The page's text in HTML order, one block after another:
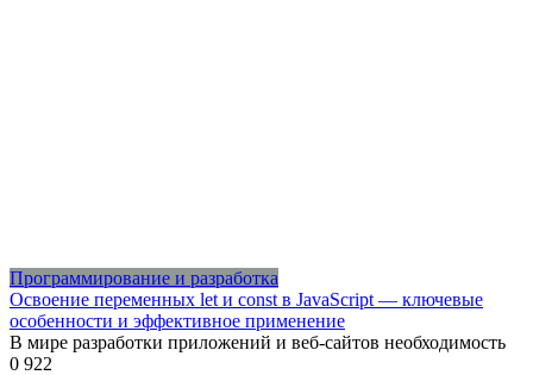
Программирование и разработка
Освоение переменных let и const в JavaScript — ключевые
особенности и эффективное применение
В мире разработки приложений и веб-сайтов необходимость
0 922